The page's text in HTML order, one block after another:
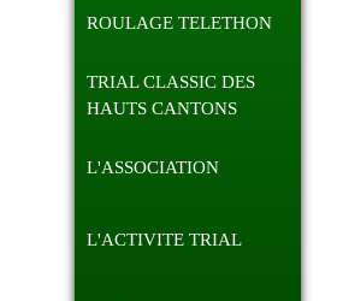
ROULAGE TELETHON
TRIAL CLASSIC DES
HAUTS CANTONS
L'ASSOCIATION
L'ACTIVITE TRIAL